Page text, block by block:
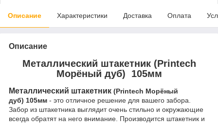
Описание Характеристики Доставка Оплата
Описание
Металлический штакетник (Printech
Морёный дуб) 105мм
Металлический штакетник (Printech Морёный
дуб) 105мм - это отличное решение для вашего забора.
Забор из штакетника выглядит очень стильно и окружающие
всегда обратят на него внимание. Производится штакетник и